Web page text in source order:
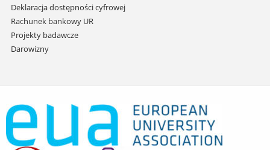
Deklaracja dostępności cyfrowej
Rachunek bankowy UR
Projekty badawcze
Darowizny